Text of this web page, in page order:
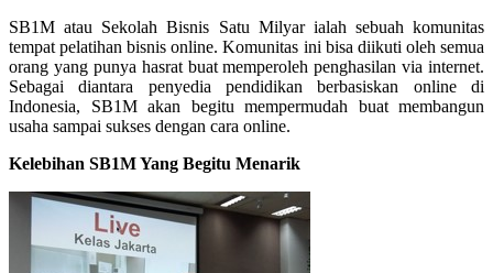
SB1M atau Sekolah Bisnis Satu Milyar ialah sebuah komunitas
tempat pelatihan bisnis online. Komunitas ini bisa diikuti oleh semua
orang yang punya hasrat buat memperoleh penghasilan via internet.
Sebagai diantara penyedia pendidikan berbasiskan online di
Indonesia, SB1M akan begitu mempermudah buat membangun
usaha sampai sukses dengan cara online.
Kelebihan SB1M Yang Begitu Menarik